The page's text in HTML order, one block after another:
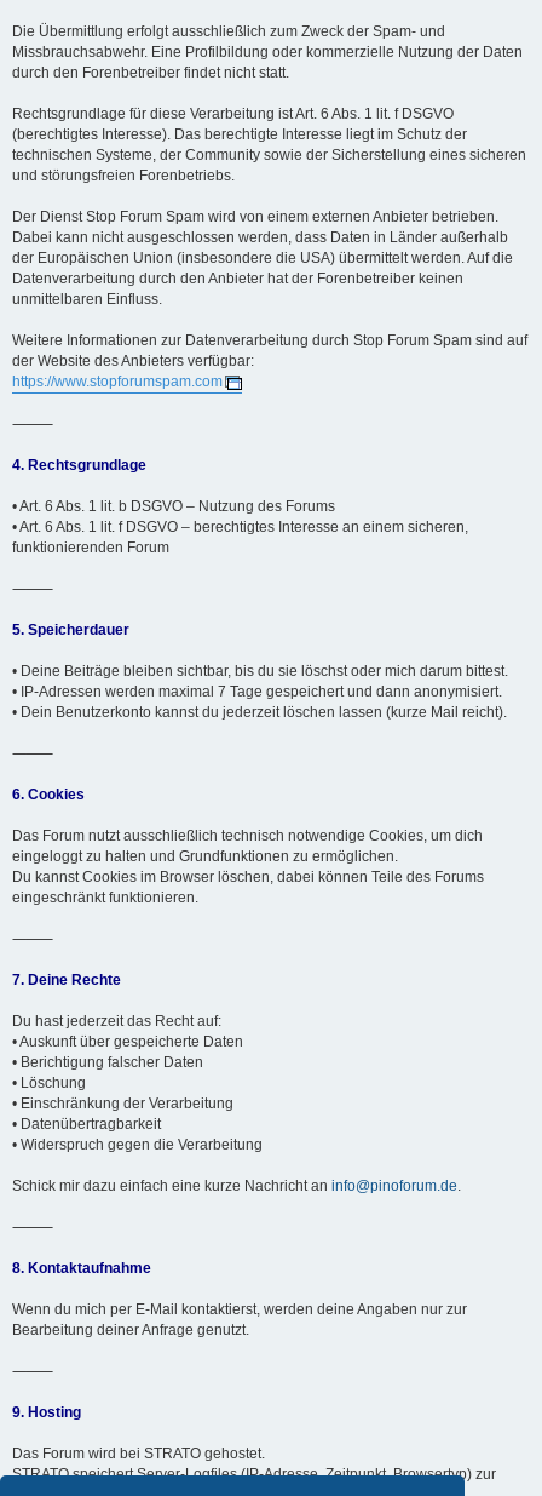
Die Übermittlung erfolgt ausschließlich zum Zweck der Spam- und
Missbrauchsabwehr. Eine Profilbildung oder kommerzielle Nutzung der Daten
durch den Forenbetreiber findet nicht statt.
Rechtsgrundlage für diese Verarbeitung ist Art. 6 Abs. 1 lit. f DSGVO
(berechtigtes Interesse). Das berechtigte Interesse liegt im Schutz der
technischen Systeme, der Community sowie der Sicherstellung eines sicheren
und störungsfreien Forenbetriebs.
Der Dienst Stop Forum Spam wird von einem externen Anbieter betrieben.
Dabei kann nicht ausgeschlossen werden, dass Daten in Länder außerhalb
der Europäischen Union (insbesondere die USA) übermittelt werden. Auf die
Datenverarbeitung durch den Anbieter hat der Forenbetreiber keinen
unmittelbaren Einfluss.
Weitere Informationen zur Datenverarbeitung durch Stop Forum Spam sind auf
der Website des Anbieters verfügbar:
https://www.stopforumspam.com
⸻
4. Rechtsgrundlage
• Art. 6 Abs. 1 lit. b DSGVO – Nutzung des Forums
• Art. 6 Abs. 1 lit. f DSGVO – berechtigtes Interesse an einem sicheren,
funktionierenden Forum
⸻
5. Speicherdauer
• Deine Beiträge bleiben sichtbar, bis du sie löschst oder mich darum bittest.
• IP-Adressen werden maximal 7 Tage gespeichert und dann anonymisiert.
• Dein Benutzerkonto kannst du jederzeit löschen lassen (kurze Mail reicht).
⸻
6. Cookies
Das Forum nutzt ausschließlich technisch notwendige Cookies, um dich
eingeloggt zu halten und Grundfunktionen zu ermöglichen.
Du kannst Cookies im Browser löschen, dabei können Teile des Forums
eingeschränkt funktionieren.
⸻
7. Deine Rechte
Du hast jederzeit das Recht auf:
• Auskunft über gespeicherte Daten
• Berichtigung falscher Daten
• Löschung
• Einschränkung der Verarbeitung
• Datenübertragbarkeit
• Widerspruch gegen die Verarbeitung
Schick mir dazu einfach eine kurze Nachricht an info@pinoforum.de.
⸻
8. Kontaktaufnahme
Wenn du mich per E-Mail kontaktierst, werden deine Angaben nur zur
Bearbeitung deiner Anfrage genutzt.
⸻
9. Hosting
Das Forum wird bei STRATO gehostet.
STRATO speichert Server-Logfiles (IP-Adresse, Zeitpunkt, Browsertyp) zur